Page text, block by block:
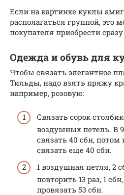
Если на картинке куклы
располагаться группой, это
покупателя приобрести
Одежда и обувь для
Чтобы связать элегантное
Тильды, надо взять пряжу
например, розовую:
Связать сорок
воздушных петель. В
связать 40 сбн,
связать еще 40 сбн.
1 воздушная петля, 2
повторить 13 раз, 1
провязать 53 сбн.